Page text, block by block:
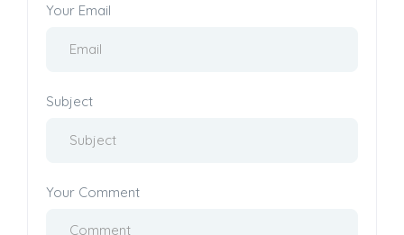
Your Email
Subject
Your Comment